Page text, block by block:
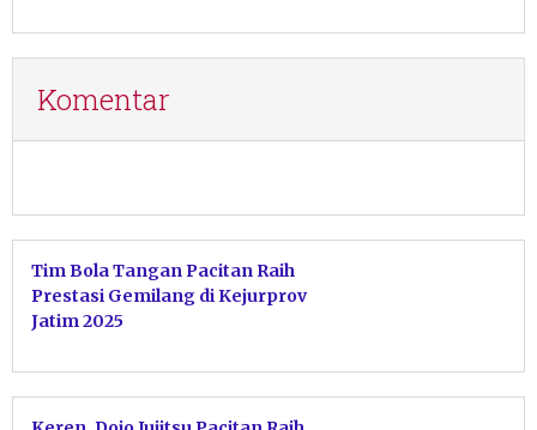
Komentar
Tim Bola Tangan Pacitan Raih
Prestasi Gemilang di Kejurprov
Jatim 2025